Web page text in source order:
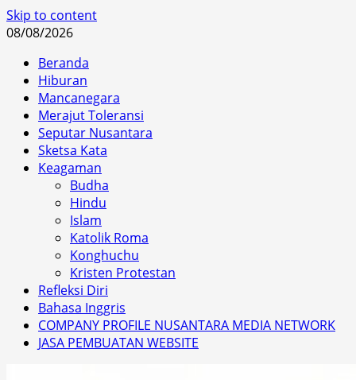
Skip to content
08/08/2026
Beranda
Hiburan
Mancanegara
Merajut Toleransi
Seputar Nusantara
Sketsa Kata
Keagaman
Budha
Hindu
Islam
Katolik Roma
Konghuchu
Kristen Protestan
Refleksi Diri
Bahasa Inggris
COMPANY PROFILE NUSANTARA MEDIA NETWORK
JASA PEMBUATAN WEBSITE